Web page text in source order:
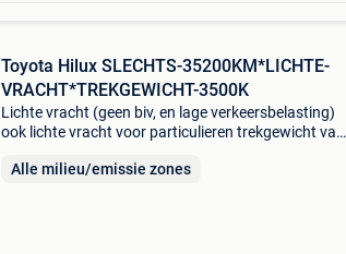
Toyota Hilux SLECHTS-35200KM*LICHTE-
VRACHT*TREKGEWICHT-3500K
Lichte vracht (geen biv, en lage verkeersbelasting)
ook lichte vracht voor particulieren trekgewicht van
voor verkoopaanvraag tot inschrijvingcarpass... T
Alle milieu/emissie zones